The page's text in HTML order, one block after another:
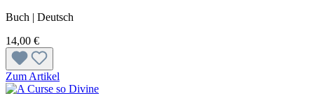
Buch | Deutsch
14,00 €
Zum Artikel